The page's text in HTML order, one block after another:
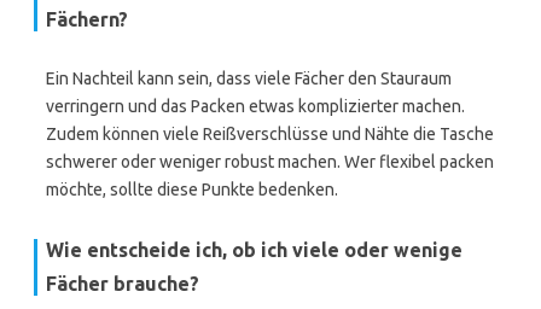
Fächern?
Ein Nachteil kann sein, dass viele Fächer den Stauraum
verringern und das Packen etwas komplizierter machen.
Zudem können viele Reißverschlüsse und Nähte die Tasche
schwerer oder weniger robust machen. Wer flexibel packen
möchte, sollte diese Punkte bedenken.
Wie entscheide ich, ob ich viele oder wenige
Fächer brauche?